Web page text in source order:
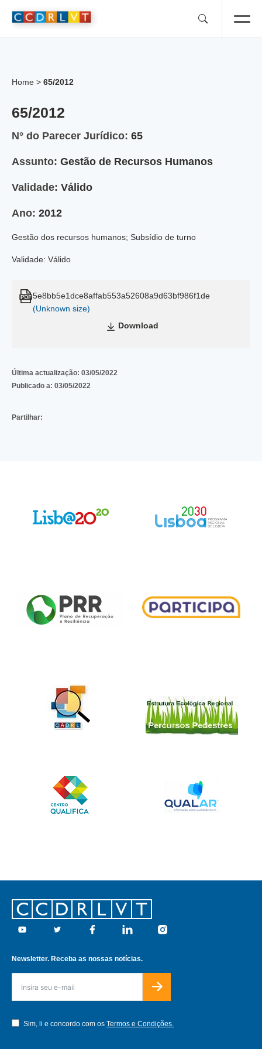
Home > 65/2012
65/2012
N° do Parecer Jurídico: 65
Assunto: Gestão de Recursos Humanos
Validade: Válido
Ano: 2012
Gestão dos recursos humanos; Subsídio de turno
Validade: Válido
5e8bb5e1dce8affab553a52608a9d63bf986f1de
(Unknown size)
Download
Última actualização: 03/05/2022
Publicado a: 03/05/2022
Partilhar:
Footer
Youtube Twitter Facebook Linkedin Instagram
Newsletter. Receba as nossas notícias.
Sim, li e concordo com os Termos e Condições.